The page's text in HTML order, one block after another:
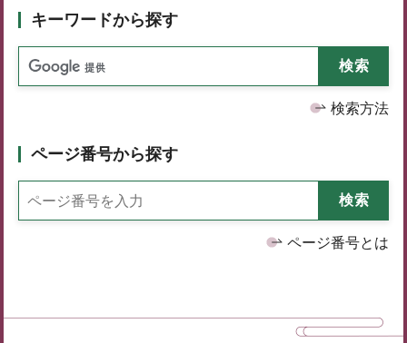
キーワードから探す
検索方法
ページ番号から探す
ページ番号とは